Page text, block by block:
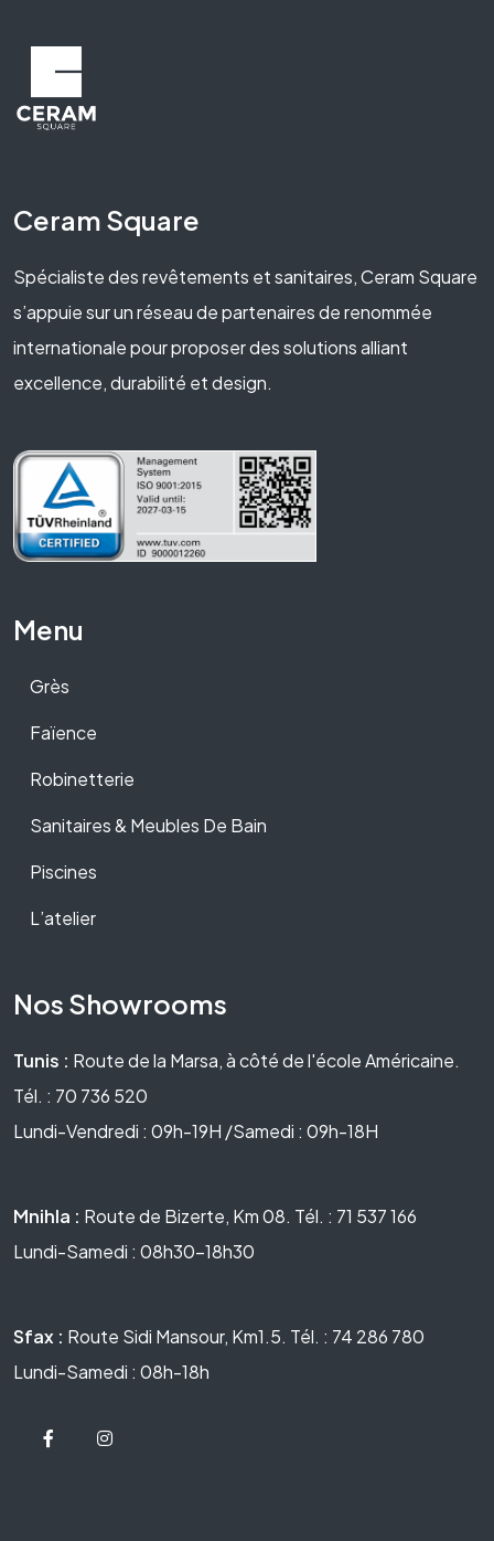
Ceram Square
Spécialiste des revêtements et sanitaires, Ceram Square
s’appuie sur un réseau de partenaires de renommée
internationale pour proposer des solutions alliant
excellence, durabilité et design.
Menu
Grès
Faïence
Robinetterie
Sanitaires & Meubles De Bain
Piscines
L’atelier
Nos Showrooms
Tunis : Route de la Marsa, à côté de l'école Américaine.
Tél. : 70 736 520
Lundi-Vendredi : 09h-19H /Samedi : 09h-18H
Mnihla : Route de Bizerte, Km 08. Tél. : 71 537 166
Lundi-Samedi : 08h30-18h30
Sfax : Route Sidi Mansour, Km1.5. Tél. : 74 286 780
Lundi-Samedi : 08h-18h